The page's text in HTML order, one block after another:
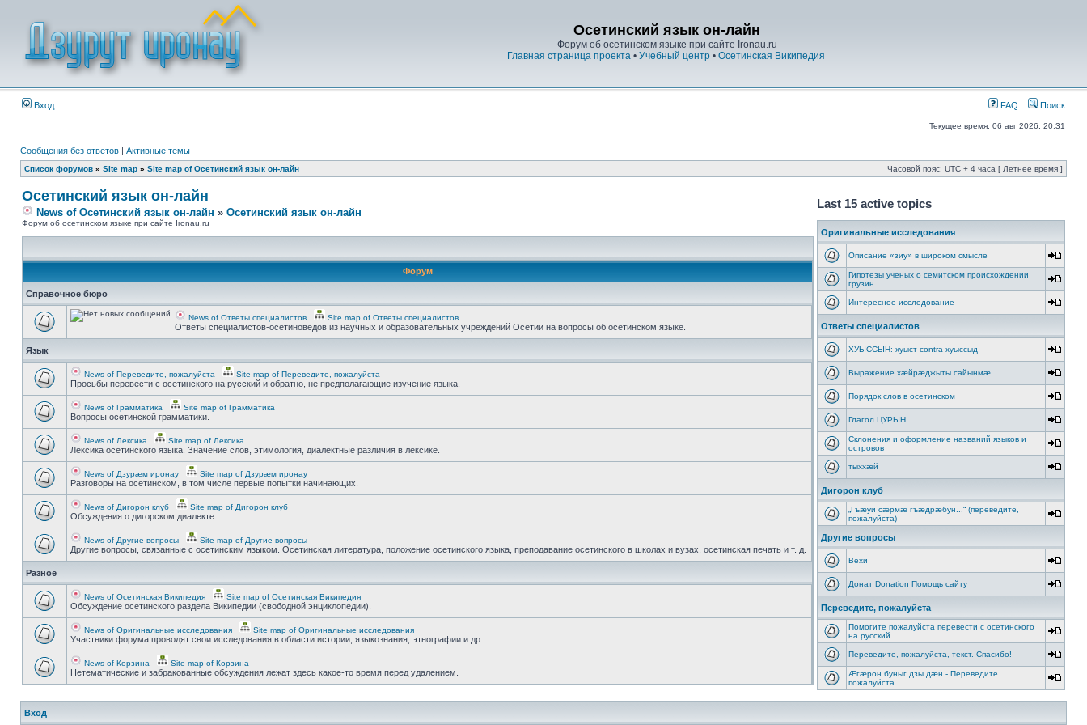
Осетинский язык он-лайн
Форум об осетинском языке при сайте Ironau.ru
Главная страница проекта • Учебный центр • Осетинская Википедия
Вход FAQ Поиск
Текущее время: 06 авг 2026, 20:31
Сообщения без ответов | Активные темы
Список форумов » Site map » Site map of Осетинский язык он-лайн Часовой пояс: UTC + 4 часа [ Летнее время ]
Осетинский язык он-лайн
News of Осетинский язык он-лайн » Осетинский язык он-лайн
Форум об осетинском языке при сайте Ironau.ru
Форум
Справочное бюро
News of Ответы специалистов Site map of Ответы специалистов
Ответы специалистов-осетиноведов из научных и образовательных учреждений Осетии на вопросы об осетинском языке.
Язык
News of Переведите, пожалуйста Site map of Переведите, пожалуйста
Просьбы перевести с осетинского на русский и обратно, не предполагающие изучение языка.
News of Грамматика Site map of Грамматика
Вопросы осетинской грамматики.
News of Лексика Site map of Лексика
Лексика осетинского языка. Значение слов, этимология, диалектные различия в лексике.
News of Дзурæм иронау Site map of Дзурæм иронау
Разговоры на осетинском, в том числе первые попытки начинающих.
News of Дигорон клуб Site map of Дигорон клуб
Обсуждения о дигорском диалекте.
News of Другие вопросы Site map of Другие вопросы
Другие вопросы, связанные с осетинским языком. Осетинская литература, положение осетинского языка, преподавание осетинского в школах и вузах, осетинская печать и т. д.
Разное
News of Осетинская Википедия Site map of Осетинская Википедия
Обсуждение осетинского раздела Википедии (свободной энциклопедии).
News of Оригинальные исследования Site map of Оригинальные исследования
Участники форума проводят свои исследования в области истории, языкознания, этнографии и др.
News of Корзина Site map of Корзина
Нетематические и забракованные обсуждения лежат здесь какое-то время перед удалением.
Last 15 active topics
Оригинальные исследования
Описание «зиу» в широком смысле
Гипотезы ученых о семитском происхождении
грузин
Интересное исследование
Ответы специалистов
ХУЫССЫН: хуыст contra хуыссыд
Выражение хæйрæджыты сайынмæ
Порядок слов в осетинском
Глагол ЦУРЫН.
Склонения и оформление названий языков и
островов
тыххӕй
Дигорон клуб
„Гъæуи сæрмæ гъæдрæбун...“ (переведите,
пожалуйста)
Другие вопросы
Вехи
Донат Donation Помощь сайту
Переведите, пожалуйста
Помогите пожалуйста перевести с осетинского
на русский
Переведите, пожалуйста, текст. Спасибо!
Æгæрон буныг дзы дæн - Переведите
пожалуйста.
Вход